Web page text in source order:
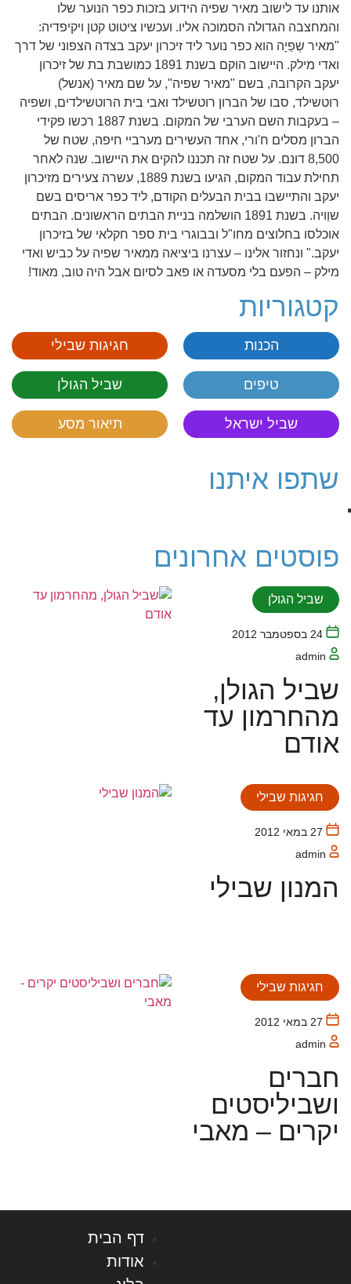
אותנו עד לישוב מאיר שפיה הידוע בזכות כפר הנוער שלו
והמחצבה הגדולה הסמוכה אליו. ועכשיו ציטוט קטן ויקיפדיה:
"מאיר שְפֵיָ‏ה הוא כפר נוער ליד זיכרון יעקב בצדה הצפוני של דרך
ואדי מילק. היישוב הוקם בשנת 1891 כמושבת בת של זיכרון
יעקב הקרובה, בשם "מאיר שפיה", על שם מאיר (אנשל)
רוטשילד, סבו של הברון רוטשילד ואבי בית הרוטשילדים, ושפיה
– בעקבות השם הערבי של המקום. בשנת 1887 רכשו פקידי
הברון מסלים ח'ורי, אחד העשירים מערביי חיפה, שטח של
8,500 דונם. על שטח זה תכננו להקים את היישוב. שנה לאחר
תחילת עבוד המקום, הגיעו בשנת 1889, עשרה צעירים מזיכרון
יעקב והתיישבו בבית הבעלים הקודם, ליד כפר אריסים בשם
שוֵויה. בשנת 1891 הושלמה בניית הבתים הראשונים. הבתים
אוכלסו בחלוצים מחו"ל ובבוגרי בית ספר חקלאי של בזיכרון
יעקב." ונחזור אלינו – עצרנו ביציאה ממאיר שפיה על כביש ואדי
מילק – הפעם בלי מסעדה או פאב לסיום אבל היה טוב, מאוד!
קטגוריות
הכנות חגיגות שבילי
טיפים שביל הגולן
שביל ישראל תיאור מסע
שתפו איתנו
פוסטים אחרונים
שביל הגולן
שביל הגולן,
מהחרמון עד
אודם
חגיגות שבילי
המנון שבילי
חגיגות שבילי
חברים
ושביליסטים
יקרים – מאבי
דף הבית
אודות